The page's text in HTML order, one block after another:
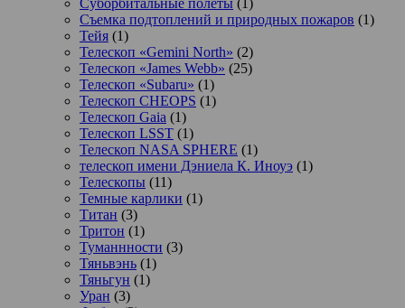
Съемка подтоплений и природных пожаров (1)
Тейя (1)
Телескоп «Gemini North» (2)
Телескоп «James Webb» (25)
Телескоп «Subaru» (1)
Телескоп CHEOPS (1)
Телескоп Gaia (1)
Телескоп LSST (1)
Телескоп NASA SPHERE (1)
телескоп имени Дэниела К. Иноуэ (1)
Телескопы (11)
Темные карлики (1)
Титан (3)
Тритон (1)
Туманнности (3)
Тяньвэнь (1)
Тяньгун (1)
Уран (3)